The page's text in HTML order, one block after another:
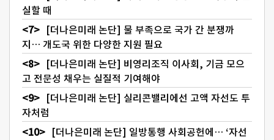
실할 때
[더나은미래 논단] 물 부족으로 국가 간 분쟁까
지… 개도국 위한 다양한 지원 필요
[더나은미래 논단] 비영리조직 이사회, 기금 모으
고 전문성 채우는 실질적 기여해야
[더나은미래 논단] 실리콘밸리에선 고액 자선도 투
자처럼
[더나은미래 논단] 일방통행 사회공헌에… ‘자선